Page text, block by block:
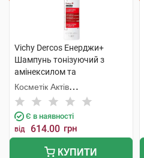
Vichy Dercos Енерджи+
Шампунь тонізуючий з
амінексилом та
ніацинамідом для боротьби
з випадінням волосся 200
мл 1 флакон
Косметік Актів
Інтернаціональ
Є в наявності
від 614.00 грн
КУПИТИ